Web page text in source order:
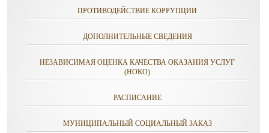
ПРОТИВОДЕЙСТВИЕ КОРРУПЦИИ
ДОПОЛНИТЕЛЬНЫЕ СВЕДЕНИЯ
НЕЗАВИСИМАЯ ОЦЕНКА КАЧЕСТВА ОКАЗАНИЯ УСЛУГ
(НОКО)
РАСПИСАНИЕ
МУНИЦИПАЛЬНЫЙ СОЦИАЛЬНЫЙ ЗАКАЗ